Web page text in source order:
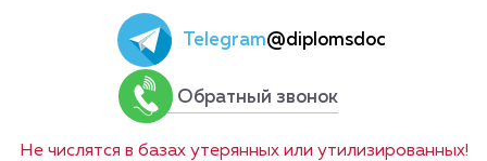
Telegram@diplomsdoc
Обратный звонок
Не числятся в базах утерянных или утилизированных!